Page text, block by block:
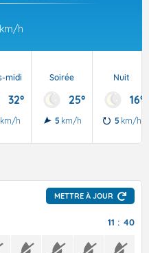
km/h
midi
32°
km/h
Soirée
25°
5 km/h
Nuit
16°
5 km/h
METTRE À JOUR
11 : 40